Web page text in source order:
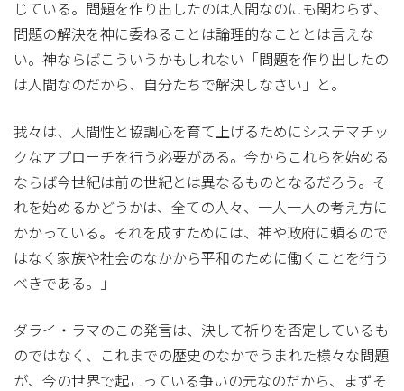
じている。問題を作り出したのは人間なのにも関わらず、
問題の解決を神に委ねることは論理的なこととは言えな
い。神ならばこういうかもしれない「問題を作り出したの
は人間なのだから、自分たちで解決しなさい」と。
我々は、人間性と協調心を育て上げるためにシステマチッ
クなアプローチを行う必要がある。今からこれらを始める
ならば今世紀は前の世紀とは異なるものとなるだろう。そ
れを始めるかどうかは、全ての人々、一人一人の考え方に
かかっている。それを成すためには、神や政府に頼るので
はなく家族や社会のなかから平和のために働くことを行う
べきである。」
ダライ・ラマのこの発言は、決して祈りを否定しているも
のではなく、これまでの歴史のなかでうまれた様々な問題
が、今の世界で起こっている争いの元なのだから、まずそ